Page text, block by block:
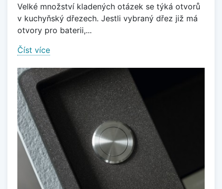
Velké množství kladených otázek se týká otvorů
v kuchyňský dřezech. Jestli vybraný dřez již má
otvory pro baterii,...
Číst více